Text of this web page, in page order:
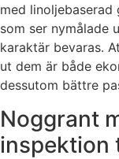
med
som ser nymålade
karaktär bevaras.
ut dem är både
dessutom bättre
Noggrant
inspektion